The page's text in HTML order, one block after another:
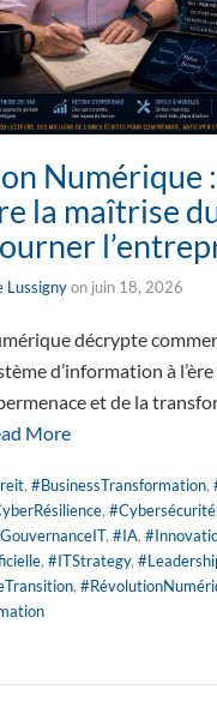
Numérique :
la maîtrise
Lussignyon juin 18, 2026
décrypte
d’information à l’ère
et de la
More
, #BusinessTransformation,
, #Cybersécurité,
, #IA,
, #ITStrategy,
,